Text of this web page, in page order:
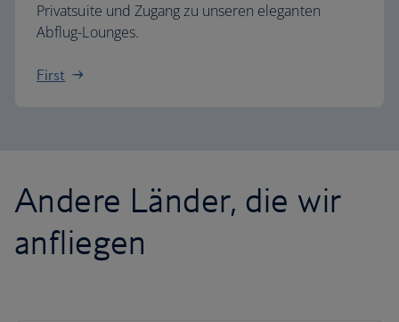
Privatsuite und Zugang zu unseren eleganten
Abflug-Lounges.
First
Andere Länder, die wir
anfliegen